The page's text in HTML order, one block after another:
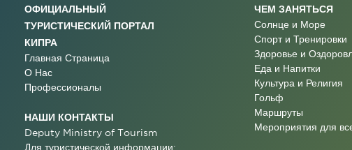
ОФИЦИАЛЬНЫЙ
ТУРИСТИЧЕСКИЙ ПОРТАЛ
КИПРА
Главная Страница
О Нас
Профессионалы
НАШИ КОНТАКТЫ
Deputy Ministry of Tourism
Для туристической информации:
ЧЕМ ЗАНЯТЬСЯ
Солнце и Море
Спорт и Тренировки
Здоровье и
Еда и Напитки
Культура и Религия
Гольф
Маршруты
Мероприятия для